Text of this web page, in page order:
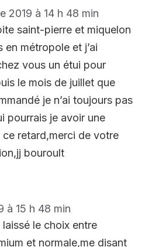
2019 à 14 h 48 min
saint-pierre et miquelon
en métropole et j’ai
vous un étui pour
le mois de juillet que
je n’ai toujours pas
pourrais je avoir une
ce retard,merci de votre
bouroult
à 15 h 48 min
laissé le choix entre
et normale,me disant